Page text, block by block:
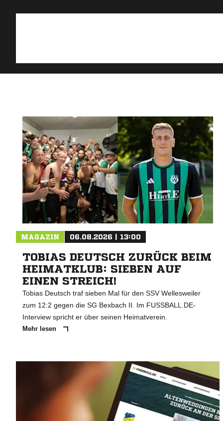
MAGAZIN 06.08.2026 | 13:00
TOBIAS DEUTSCH ZURÜCK BEIM
HEIMATKLUB: SIEBEN AUF
EINEN STREICH!
Tobias Deutsch traf sieben Mal für den SSV Wellesweiler
zum 12:2 gegen die SG Bexbach II. Im FUSSBALL.DE-
Interview spricht er über seinen Heimatverein.
Mehr lesen